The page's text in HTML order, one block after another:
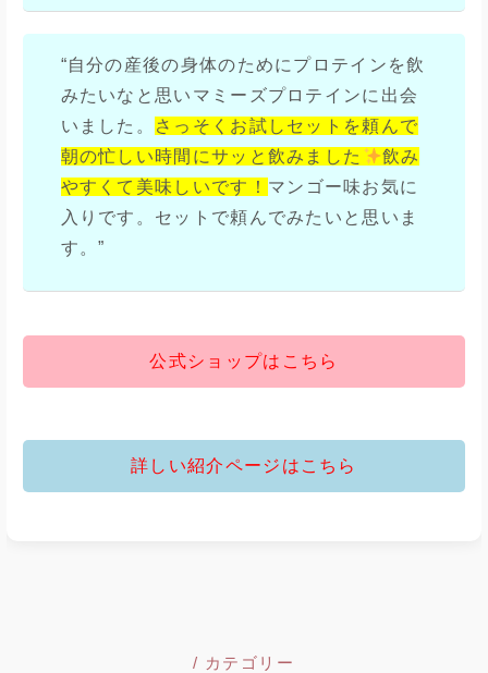
“自分の産後の身体のためにプロテインを飲
みたいなと思いマミーズプロテインに出会
いました。
さっそくお試しセットを頼んで
朝の忙しい時間にサッと飲みました
飲み
やすくて美味しいです！ マンゴー味お気に
入りです。セットで頼んでみたいと思いま
す。”
公式ショップはこちら
詳しい紹介ページはこちら
カテゴリー